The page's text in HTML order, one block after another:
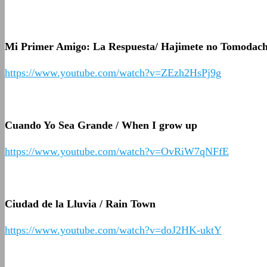
Mi Primer Amigo: La Respuesta/ Hajimete no
https://www.youtube.com/watch?v=ZEzh2HsPj9g
Cuando Yo Sea Grande / When I grow up
https://www.youtube.com/watch?v=OvRiW7qNFfE
Ciudad de la Lluvia / Rain Town
https://www.youtube.com/watch?v=doJ2HK-uktY